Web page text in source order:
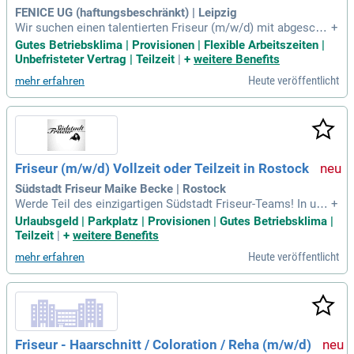
FENICE UG (haftungsbeschränkt) | Leipzig
Wir suchen einen talentierten Friseur (m/w/d) mit abgeschl
ossener Berufsausbildung und umfassenden Kenntnissen in
modernen Schnitt- und Colorationstechniken. Dein Sinn für
Ästhetik und aktuelle Trends wird geschätzt, ebenso wie dei
ne herzliche Ausstrahlung und Kommunikationsstärke. Tea
marbeit und ein hohes Maß an Dienstleistungsbereitschaft
sind für dich selbstverständlich. Du arbeitest kreativ und qu
alitätsbewusst und strebst danach, dich kontinuierlich weite
rzuentwickeln. Fließende Deutschkenntnisse sind wichtig fü
r eine exzellente Kundenberatung. Profitiere von attraktiven
Vergütungen, flexiblen Arbeitszeiten in Voll- oder Teilzeit un
d leistungsorientierten Provisionen.
+
Gutes Betriebsklima | Provisionen | Flexible Arbeitszeiten |
Unbefristeter Vertrag | Teilzeit | + weitere Benefits
mehr erfahren Heute veröffentlicht
Friseur (m/w/d) Vollzeit oder Teilzeit in Rostock
Südstadt Friseur Maike Becke | Rostock
Werde Teil des einzigartigen Südstadt Friseur-Teams! In uns
erem inhabergeführten Salon bieten wir eine persönliche At
mosphäre und professionelle Beratung. Als Friseur/in (m/
uelle Haargestaltungen anbieten. Weiterbildung und Kunden
zufriedenheit stehen bei uns an oberster Stelle. Wir suchen
engagierte Friseurinnen und Friseure (m/w/d), die mit Leide
nschaft und Kreativität arbeiten wollen. Genieße ein herzlich
es Arbeitsumfeld und entwickle dich sowohl fachlich als au
ch persönlich weiter!
+
Urlaubsgeld | Parkplatz | Provisionen | Gutes Betriebsklima |
Teilzeit
+ weitere Benefits
mehr erfahren Heute veröffentlicht
Friseur - Haarschnitt / Coloration / Reha (m/w/d)